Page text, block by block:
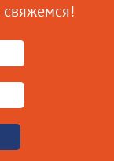
свяжемся!